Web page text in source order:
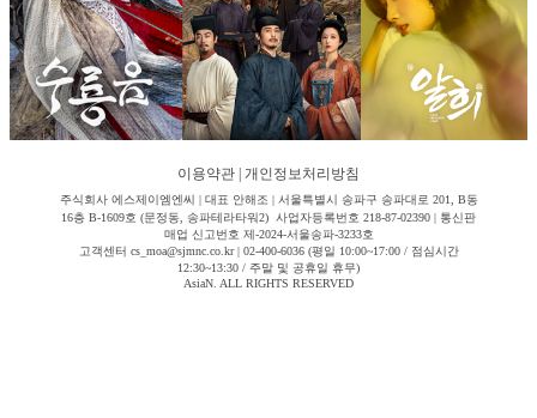
이용약관 개인정보처리방침
주식회사 에스제이엠엔씨 | 대표 안해조 | 서울특별시 송파구 송파대로 201, B동
16층 B-1609호 (문정동, 송파테라타워2) 사업자등록번호 218-87-02390 | 통신판
매업 신고번호 제-2024-서울송파-3233호
고객센터 cs_moa@sjmnc.co.kr | 02-400-6036 (평일 10:00~17:00 / 점심시간
12:30~13:30 / 주말 및 공휴일 휴무)
AsiaN. ALL RIGHTS RESERVED